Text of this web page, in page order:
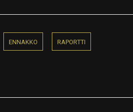
ENNAKKO RAPORTTI